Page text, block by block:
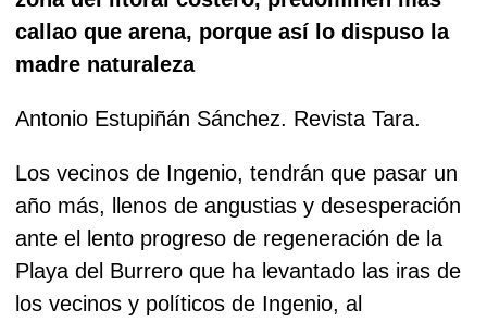
callao que arena, porque así lo dispuso la
madre naturaleza
Antonio Estupiñán Sánchez. Revista Tara.
Los vecinos de Ingenio, tendrán que pasar un
año más, llenos de angustias y desesperación
ante el lento progreso de regeneración de la
Playa del Burrero que ha levantado las iras de
los vecinos y políticos de Ingenio, al